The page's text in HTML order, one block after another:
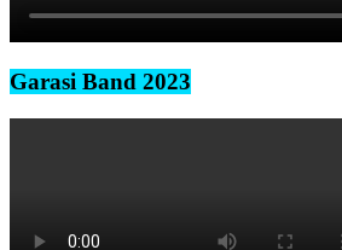
Garasi Band 2023